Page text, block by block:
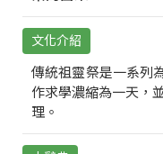
文化介紹
傳統祖靈祭是一系列
作求學濃縮為一天，
理。